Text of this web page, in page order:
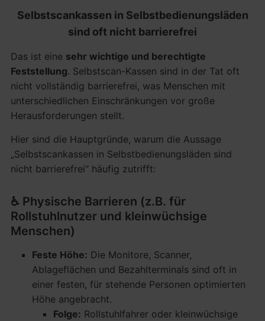
Selbstscankassen in Selbstbedienungsläden
sind oft nicht barrierefrei
Das ist eine sehr wichtige und berechtigte
Feststellung. Selbstscan-Kassen sind in der Tat oft
nicht vollständig barrierefrei, was Menschen mit
unterschiedlichen Einschränkungen vor große
Herausforderungen stellt.
Hier sind die Hauptgründe, warum die Aussage
„Selbstscankassen in Selbstbedienungsläden sind
nicht barrierefrei“ häufig zutrifft:
♿️ Physische Barrieren (z.B. für
Rollstuhlnutzer und kleinwüchsige
Menschen)
Feste Höhe: Die Monitore, Scanner,
Ablageflächen und Bezahlterminals sind oft in
einer festen, für stehende Personen optimierten
Höhe angebracht.
Folge: Rollstuhlfahrer oder kleinwüchsige